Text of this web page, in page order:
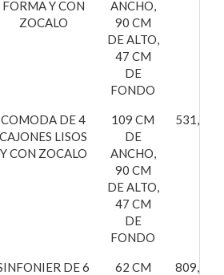
FORMA Y CON
ZOCALO
ANCHO,
90 CM
DE ALTO,
47 CM
DE
FONDO
COMODA DE 4
CAJONES LISOS
Y CON ZOCALO
109 CM
DE
ANCHO,
90 CM
DE ALTO,
47 CM
DE
FONDO
531,15€
DE 6
62 CM
809,77€